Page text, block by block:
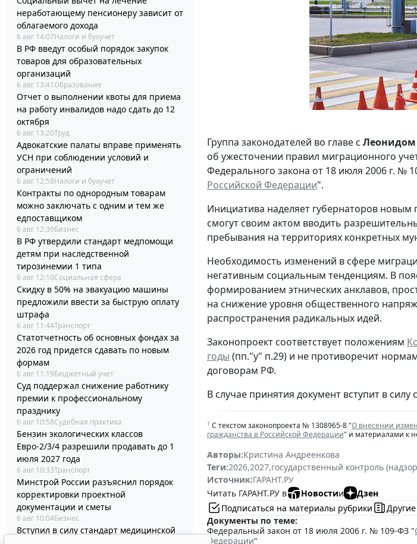
неработающему пенсионеру зависит от
облагаемого дохода
6 авг 14:07Налоги и бухучет
В РФ введут особый порядок закупок
товаров для образовательных
организаций
6 авг 13:41 Образование
Отчет о выполнении квоты для приема
на работу инвалидов надо сдать до 12
октября
6 авг 13:20Труд
Адвокатские палаты вправе применять
УСН при соблюдении условий и
ограничений
6 авг 12:58Налоги и бухучет
Контракты по однородным товарам
можно заключать с одним и тем же
едпоставщиком
6 авг 12:39Бизнес
В РФ утвердили стандарт медпомощи
детям при наследственной
тирозинемии 1 типа
6 авг 12:10Социальная сфера
Скидку в 50% на эвакуацию машины
предложили ввести за быструю оплату
штрафа
6 авг 11:44Транспорт
Статотчетность об основных фондах за
2026 год придется сдавать по новым
формам
6 авг 11:19Бюджетный учет
Суд поддержал снижение работнику
премии к профессиональному
празднику
6 авг 10:58Судебная практика
Бензин экологических классов
Евро-2/3/4 разрешили продавать до 1
июля 2027 года
6 авг 10:33Транспорт
Минстрой России разъяснил порядок
корректировки проектной
документации и сметы
6 авг 10:04Бизнес
Вступил в силу стандарт медицинской
Группа законодателей во главе с
об ужесточении правил миграционного
Федерального закона от 18 июля 2006 г. №
Российской Федерации".
Инициатива наделяет губернаторов
смогут своим актом вводить
пребывания на территориях конкретных
Необходимость изменений в сфере
негативным социальным тенденциям. В
формированием этнических анклавов,
на снижение уровня общественного
распространения радикальных идей.
Законопроект соответствует положениям
годы (пп."у" п.29) и не противоречит
договорам РФ.
В случае принятия документ вступит в силу
1 С текстом законопроекта № 1308965-8 "О внесении
гражданства в Российской Федерации" и материалами к
Авторы:Кристина Андреенкова
Теги:2026,2027,государственный контроль
Источник:ГАРАНТ.РУ
Читать ГАРАНТ.РУ в
Новостии
Дзен
Подписаться на материалы рубрики
Документы по теме:
Федеральный закон от 18 июля 2006 г. № 109-ФЗ "
Федерации"